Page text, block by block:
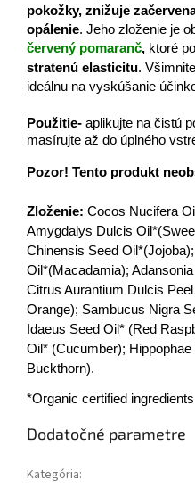
pokožky, znižuje
opálenie. Jeho zloženie je
červený pomaranč, ktoré
stratenú elasticitu.
ideálnu na vyskúšanie
Použitie- aplikujte na čistú
masírujte až do úplného
Pozor! Tento produkt
Zloženie: Cocos Nucifera
Amygdalys Dulcis
Chinensis Seed
Oil*(Macadamia);
Citrus Aurantium Dulcis
Orange); Sambucus Nigra
Idaeus Seed Oil* (Red
Oil* (Cucumber);
Buckthorn).
*Organic certified ingredients
Dodatočné parametre
Kategória: